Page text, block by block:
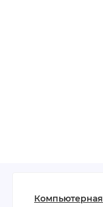
Компьютерная